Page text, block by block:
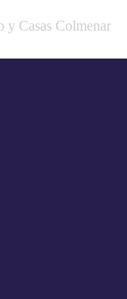
y Casas Colmenar